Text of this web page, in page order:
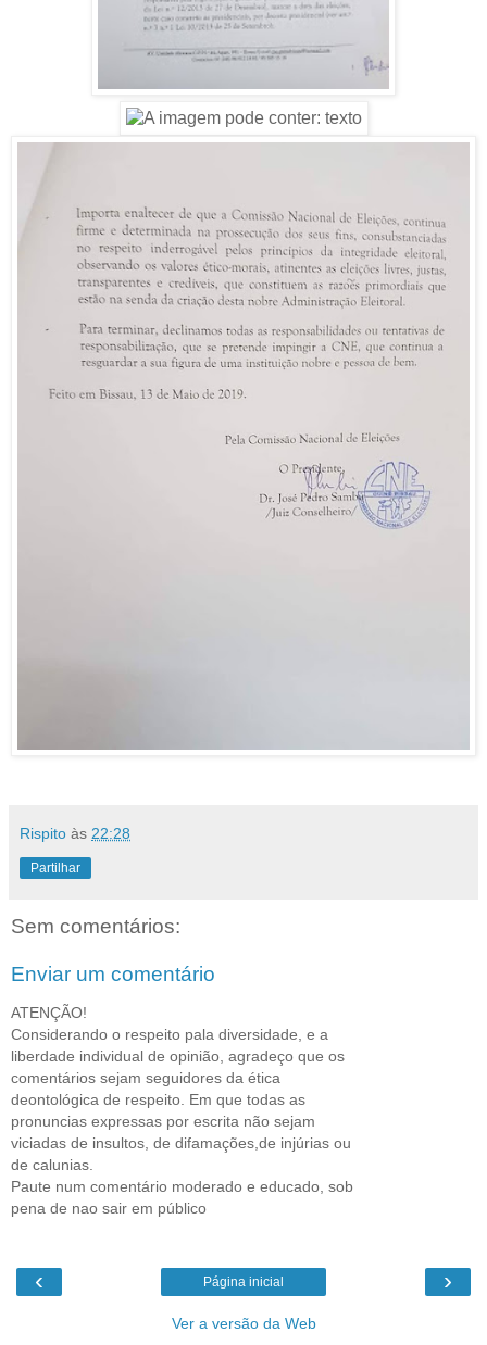
Rispito às 22:28
Partilhar
Sem comentários:
Enviar um comentário
ATENÇÃO!
Considerando o respeito pala diversidade, e a
liberdade individual de opinião, agradeço que os
comentários sejam seguidores da ética
deontológica de respeito. Em que todas as
pronuncias expressas por escrita não sejam
viciadas de insultos, de difamações,de injúrias ou
de calunias.
Paute num comentário moderado e educado, sob
pena de nao sair em público
‹ ›
Página inicial
Ver a versão da Web